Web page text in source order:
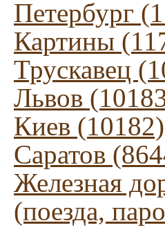
Петербург
Картины
Трускавец
Львов
Киев (10182)
Саратов
Железная
(поезда,